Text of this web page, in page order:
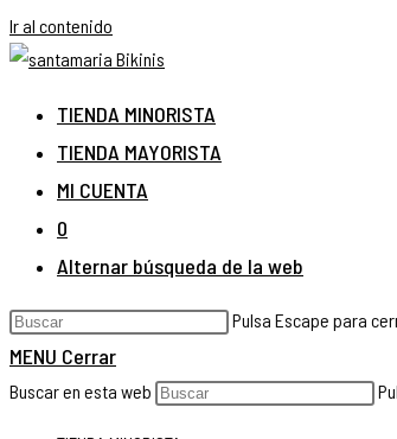
Ir al contenido
TIENDA MINORISTA
TIENDA MAYORISTA
MI CUENTA
0
Alternar búsqueda de la web
Pulsa Escape para
MENU Cerrar
Buscar en esta web